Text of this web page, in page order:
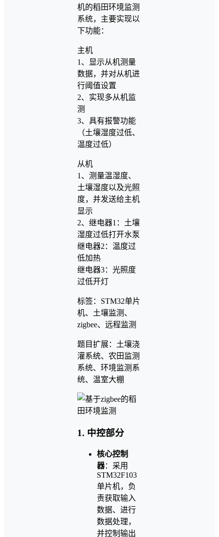
机的稻田环境监测
系统，主要实现以
下功能：
主机
1、显示从机测量
数据，并对从机进
行阈值设置
2、实现多从机监
测
3、具有报警功能
（土壤湿度过低、
温度过低）
从机
1、测量温湿度、
土壤湿度以及光照
度，并发送给主机
显示
2、继电器1：土壤
湿度过低打开水泵
继电器2：温度过
低加热
继电器3：光照度
过低开灯
标签：STM32单片
机、土壤监测、
zigbee、远程监测
题目扩展：土壤浇
灌系统、农田监测
系统、环境监测系
统、温室大棚
1. 中控部分
核心控制
器：采用
STM32F103
单片机，负
责获取输入
数据、进行
数据处理，
并控制输出